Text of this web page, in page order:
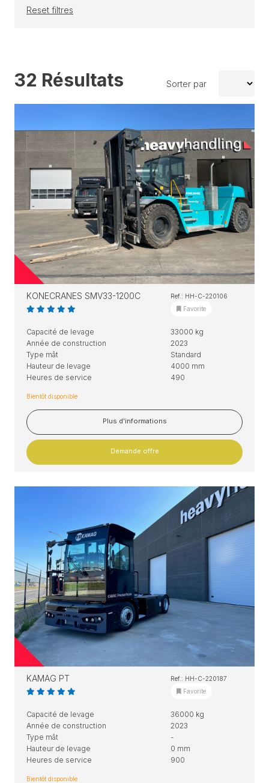
Reset filtres
32 Résultats Sorter par
KONECRANES SMV33-1200C
Ref.: HH-C-220106
Favorite
Capacité de levage
33000 kg
Année de construction
2023
Type mât
Standard
Hauteur de levage
4000 mm
Heures de service
490
Bientôt disponible
Plus d'informations
Demande offre
KAMAG PT
Ref.: HH-C-220187
Favorite
Capacité de levage
36000 kg
Année de construction
2023
Type mât
-
Hauteur de levage
0 mm
Heures de service
900
Bientôt disponible